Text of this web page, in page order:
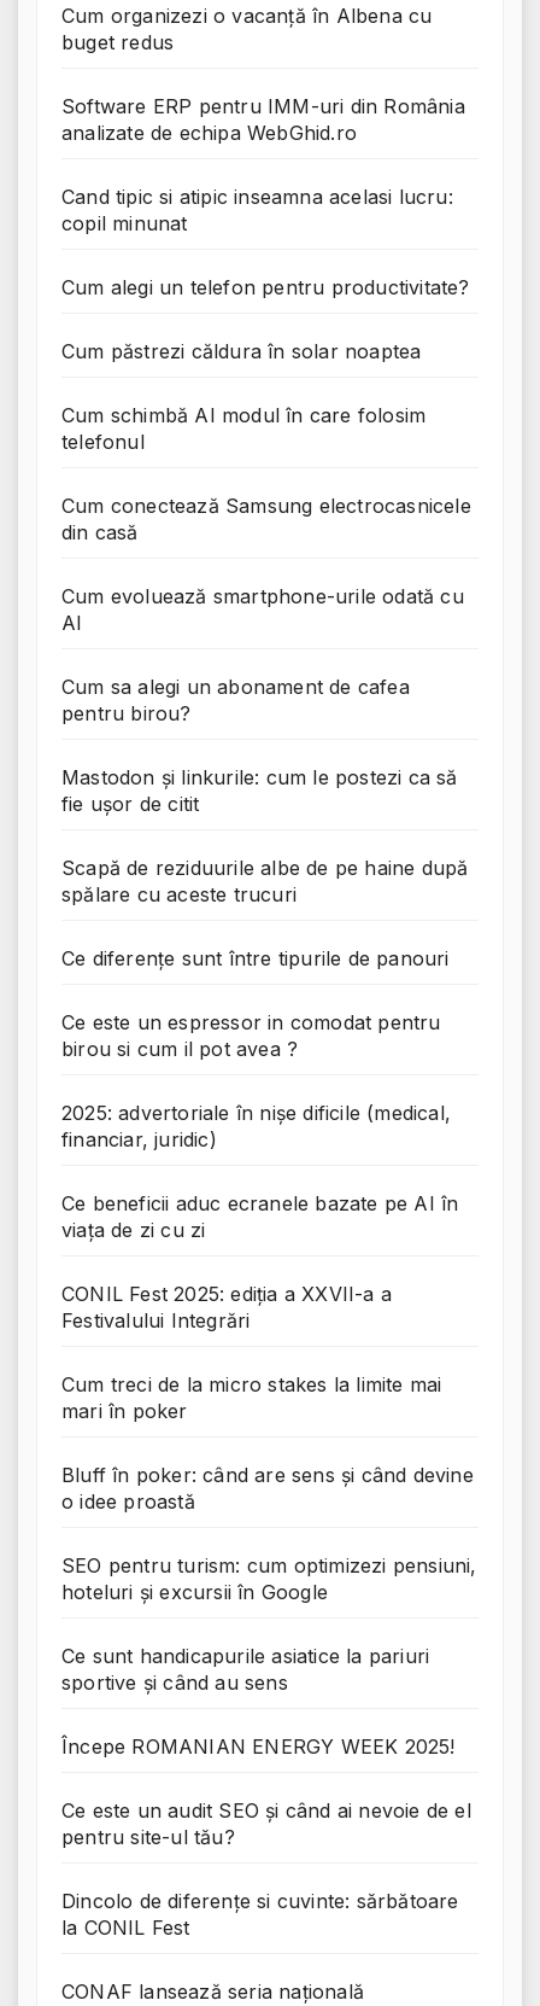
Cum organizezi o vacanță în Albena cu
buget redus
Software ERP pentru IMM-uri din România
analizate de echipa WebGhid.ro
Cand tipic si atipic inseamna acelasi lucru:
copil minunat
Cum alegi un telefon pentru productivitate?
Cum păstrezi căldura în solar noaptea
Cum schimbă AI modul în care folosim
telefonul
Cum conectează Samsung electrocasnicele
din casă
Cum evoluează smartphone-urile odată cu
AI
Cum sa alegi un abonament de cafea
pentru birou?
Mastodon și linkurile: cum le postezi ca să
fie ușor de citit
Scapă de reziduurile albe de pe haine după
spălare cu aceste trucuri
Ce diferențe sunt între tipurile de panouri
Ce este un espressor in comodat pentru
birou si cum il pot avea ?
2025: advertoriale în nișe dificile (medical,
financiar, juridic)
Ce beneficii aduc ecranele bazate pe AI în
viața de zi cu zi
CONIL Fest 2025: ediția a XXVII-a a
Festivalului Integrări
Cum treci de la micro stakes la limite mai
mari în poker
Bluff în poker: când are sens și când devine
o idee proastă
SEO pentru turism: cum optimizezi pensiuni,
hoteluri și excursii în Google
Ce sunt handicapurile asiatice la pariuri
sportive și când au sens
Începe ROMANIAN ENERGY WEEK 2025!
Ce este un audit SEO și când ai nevoie de el
pentru site-ul tău?
Dincolo de diferențe si cuvinte: sărbătoare
la CONIL Fest
CONAF lansează seria națională